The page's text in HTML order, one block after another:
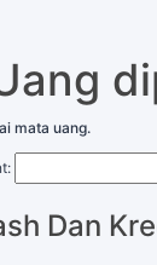
mata uang.
Dan